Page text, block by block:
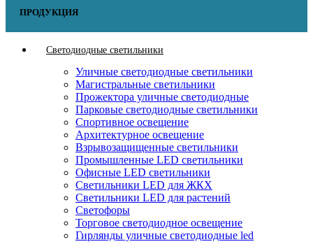
ПРОДУКЦИЯ
Светодиодные светильники
Уличные светодиодные светильники
Магистральные светильники
Прожектора уличные светодиодные
Парковые светодиодные светильники
Спортивное освещение
Архитектурное освещение
Взрывозащищенные светильники
Промышленные LED светильники
Офисные LED светильники
Cветильники LED для ЖКХ
Светильники LED для растений
Светофоры
Торговое светодиодное освещение
Гирлянды уличные светодиодные led